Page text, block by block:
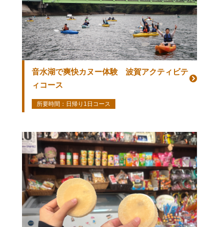
音水湖で爽快カヌー体験 波賀アクティビテ
ィコース
所要時間：日帰り1日コース